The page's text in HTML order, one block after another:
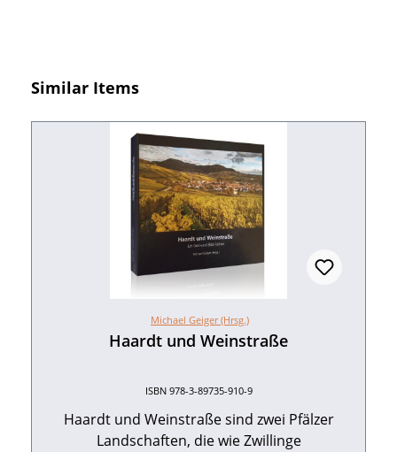
Produktgalerie überspringen
Similar Items
Michael Geiger (Hrsg.)
Haardt und Weinstraße
ISBN 978-3-89735-910-9
Haardt und Weinstraße sind zwei Pfälzer
Landschaften, die wie Zwillinge